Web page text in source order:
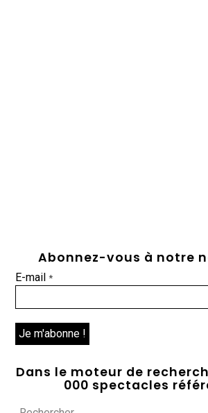
Abonnez-vous à notre
E-mail*
Dans le moteur de
000 spectacles